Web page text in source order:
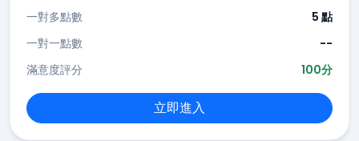
一對多點數
5 點
一對一點數
--
滿意度評分
100分
立即進入